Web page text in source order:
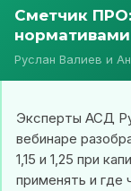
Сметчик
Руслан Валиев и
Эксперты АСД
вебинаре
1,15 и 1,25 при
применять и где